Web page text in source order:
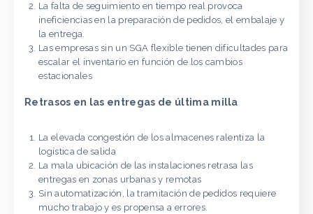
La falta de seguimiento en tiempo real provoca
ineficiencias en la preparación de pedidos, el embalaje y
la entrega.
Las empresas sin un SGA flexible tienen dificultades para
escalar el inventario en función de los cambios
estacionales
Retrasos en las entregas de última milla
La elevada congestión de los almacenes ralentiza la
logística de salida
La mala ubicación de las instalaciones retrasa las
entregas en zonas urbanas y remotas
Sin automatización, la tramitación de pedidos requiere
mucho trabajo y es propensa a errores.